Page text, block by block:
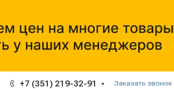
+7 (351) 219-32-91 Заказать звонок